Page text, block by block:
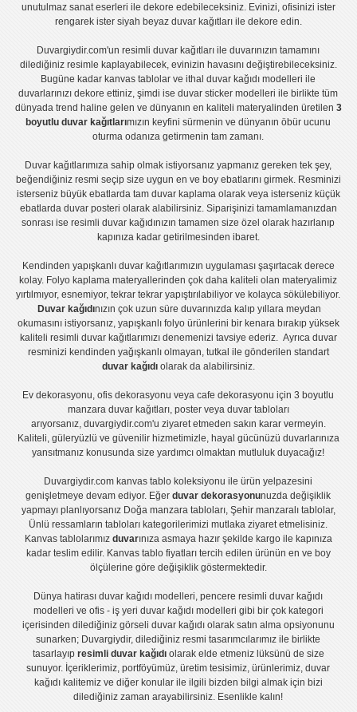
unutulmaz sanat eserleri ile dekore edebileceksiniz. Evinizi, ofisinizi ister
rengarek ister siyah beyaz duvar kağıtlarıile dekore edin.
Duvargiydir.com'unresimli duvar kağıtları ile duvarınızın tamamını
dilediğiniz resimle kaplayabilecek, evinizin havasını değiştirebileceksiniz.
Bugüne kadar kanvas tablo lar veithal duvar kağıdı modelleri ile
duvarlarınızı dekore ettiniz, şimdi iseduvar sticker modelleri ile birlikte tüm
dünyada trend haline gelen ve dünyanın en kaliteli materyalinden üretilen 3
boyutlu duvar kağıtlarımızın keyfini sürmenin ve dünyanın öbür ucunu
oturma odanıza getirmenin tam zamanı.
Duvar kağıtlarımıza sahip olmak istiyorsanız yapmanız gereken tek şey,
beğendiğiniz resmi seçip size uygun en ve boy ebatlarını girmek. Resminizi
isterseniz büyük ebatlarda tam duvar kaplamaolarak veya isterseniz küçük
ebatlarda duvar posteri olarak alabilirsiniz. Siparişinizi tamamlamanızdan
sonrası iseresimli duvar kağıdınızın tamamen size özel olarak hazırlanıp
kapınıza kadar getirilmesinden ibaret.
Kendinden yapışkanlı duvar kağıtlarımızın uygulamasışaşırtacak derece
kolay. Folyo kaplama materyallerinden çok daha kaliteli olanmateryalimiz
yırtılmıyor, esnemiyor, tekrar tekrar yapıştırılabiliyor ve kolayca sökülebiliyor.
Duvar kağıdınızın çok uzun süre duvarınızda kalıp yıllara meydan
okumasını istiyorsanız, yapışkanlı folyoürünlerini bir kenara bırakıp yüksek
kaliteli resimli duvar kağıtlarımızı denemenizi tavsiye ederiz. Ayrıca duvar
resminizi kendinden yağışkanlı olmayan, tutkal ile gönderilen standart
duvar kağıdıolarak da alabilirsiniz.
Ev dekorasyonu,ofis dekorasyonu veyacafe dekorasyonu için3 boyutlu
manzara duvar kağıtları, posterveya duvar tabloları
arıyorsanız, duvargiydir.com'u ziyaret etmeden sakın karar vermeyin.
Kaliteli, güleryüzlü ve güvenilir hizmetimizle, hayal gücünüzü duvarlarınıza
yansıtmanız konusunda size yardımcı olmaktan mutluluk duyacağız!
Duvargiydir.com kanvas tablo koleksiyonu ile ürün yelpazesini
genişletmeye devam ediyor. Eğerduvar dekorasyonunuzda değişiklik
yapmayı planlıyorsanız Doğa manzara tabloları, Şehir manzaralı tablolar,
Ünlü ressamların tabloları kategorilerimizi mutlaka ziyaret etmelisiniz.
Kanvas tablolarımız duvarınıza asmaya hazır şekilde kargo ile kapınıza
kadar teslim edilir. Kanvas tablo fiyatlarıtercih edilen ürünün en ve boy
ölçülerine göre değişiklik göstermektedir.
Dünya hatirası duvar kağıdı modelleri,pencere resimli duvar kağıdı
modelleri ve ofis - iş yeri duvar kağıdı modelleri gibi bir çok kategori
içerisinden dilediğiniz görseli duvar kağıdı olarak satın alma opsiyonunu
sunarken; Duvargiydir, dilediğiniz resmi tasarımcılarımız ile birlikte
tasarlayıp resimli duvar kağıdıolarak elde etmeniz lüksünü de size
sunuyor. İçeriklerimiz, portföyümüz, üretim tesisimiz, ürünlerimiz, duvar
kağıdı kalitemiz ve diğer konular ile ilgili bizden bilgi almak için bizi
dilediğiniz zaman arayabilirsiniz. Esenlikle kalın!